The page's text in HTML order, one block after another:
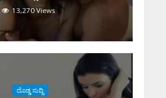
13,270 Views
ದೊಡ್ಡ ಸುದ್ದಿ